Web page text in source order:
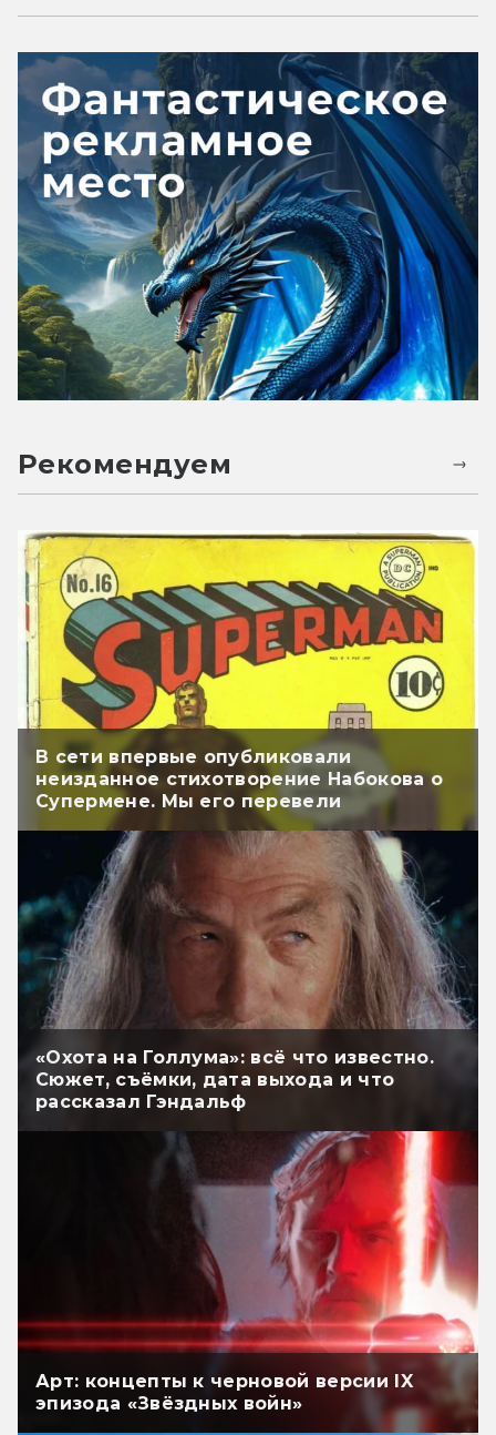
Рекомендуем
В сети впервые опубликовали
неизданное стихотворение Набокова о
Супермене. Мы его перевели
«Охота на Голлума»: всё что известно.
Сюжет, съёмки, дата выхода и что
рассказал Гэндальф
Арт: концепты к черновой версии IX
эпизода «Звёздных войн»